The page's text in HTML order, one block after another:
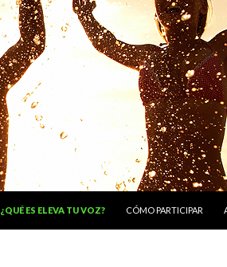
¿QUÉ ES ELEVA TU VOZ? CÓMO PARTICIPAR